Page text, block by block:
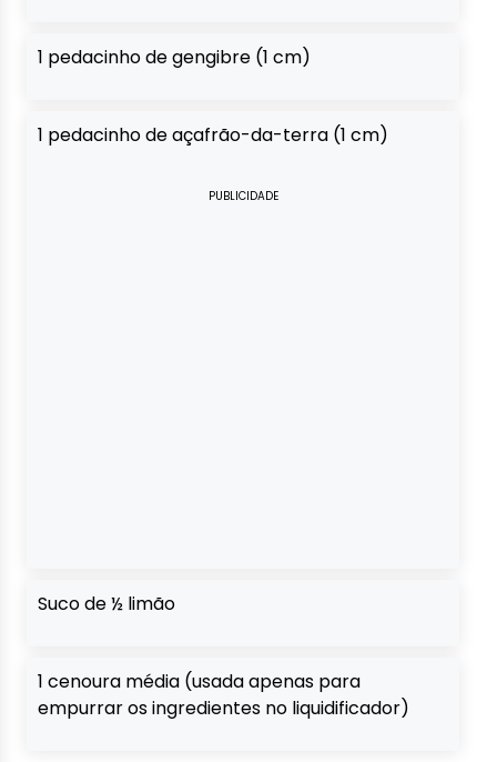
1 pedacinho de gengibre (1 cm)
1 pedacinho de açafrão-da-terra (1 cm)
PUBLICIDADE
Suco de ½ limão
1 cenoura média (usada apenas para
empurrar os ingredientes no liquidificador)